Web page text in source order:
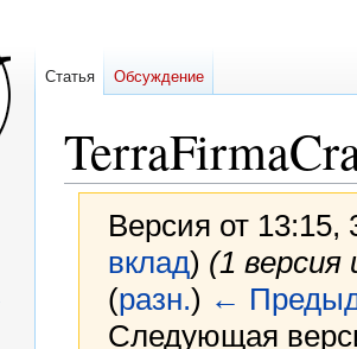
Версия от
вклад) (1
(разн.) ←
Следующая
Статья Обсуждение